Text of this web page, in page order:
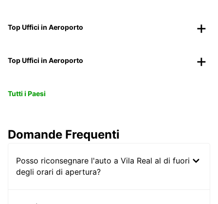
Top Uffici in Aeroporto
Top Uffici in Aeroporto
Tutti i Paesi
Domande Frequenti
Posso riconsegnare l'auto a Vila Real al di fuori
degli orari di apertura?